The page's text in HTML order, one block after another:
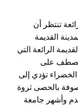
تنتظر أن
القديمة
الرائعة التي
تصطف على
تؤدي إلى
بالحصى ثروة
وأشهر جامعة